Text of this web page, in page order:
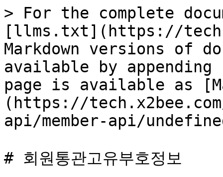
> For the complete
[llms.txt](https://
Markdown versions of
available by
page is available as
(https://
api/member-api/
# 회원통관고유부호정보